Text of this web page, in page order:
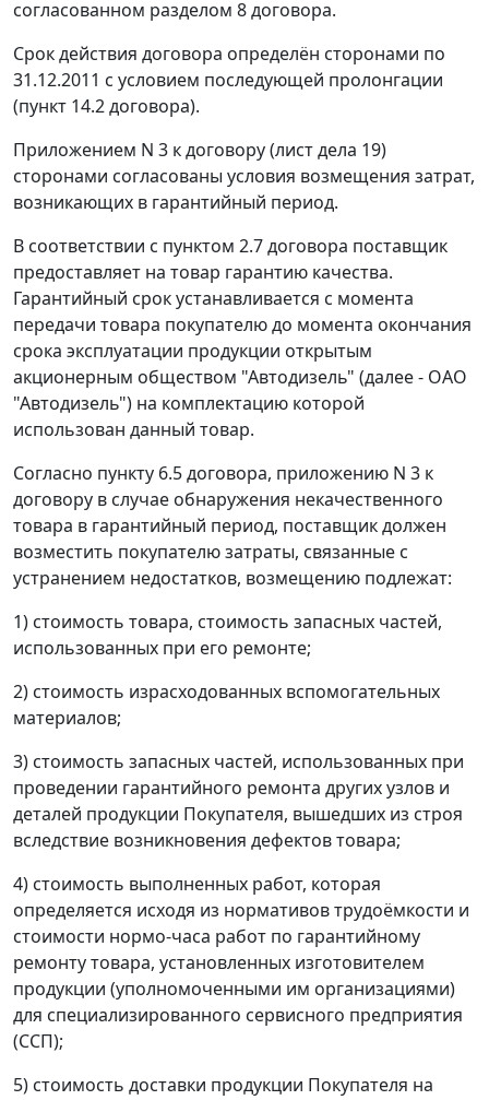
согласованном разделом 8 договора.
Срок действия договора определён сторонами по
31.12.2011 с условием последующей пролонгации
(пункт 14.2 договора).
Приложением N 3 к договору (лист дела 19)
сторонами согласованы условия возмещения затрат,
возникающих в гарантийный период.
В соответствии с пунктом 2.7 договора поставщик
предоставляет на товар гарантию качества.
Гарантийный срок устанавливается с момента
передачи товара покупателю до момента окончания
срока эксплуатации продукции открытым
акционерным обществом "Автодизель" (далее - ОАО
"Автодизель") на комплектацию которой
использован данный товар.
Согласно пункту 6.5 договора, приложению N 3 к
договору в случае обнаружения некачественного
товара в гарантийный период, поставщик должен
возместить покупателю затраты, связанные с
устранением недостатков, возмещению подлежат:
1) стоимость товара, стоимость запасных частей,
использованных при его ремонте;
2) стоимость израсходованных вспомогательных
материалов;
3) стоимость запасных частей, использованных при
проведении гарантийного ремонта других узлов и
деталей продукции Покупателя, вышедших из строя
вследствие возникновения дефектов товара;
4) стоимость выполненных работ, которая
определяется исходя из нормативов трудоёмкости и
стоимости нормо-часа работ по гарантийному
ремонту товара, установленных изготовителем
продукции (уполномоченными им организациями)
для специализированного сервисного предприятия
(ССП);
5) стоимость доставки продукции Покупателя на